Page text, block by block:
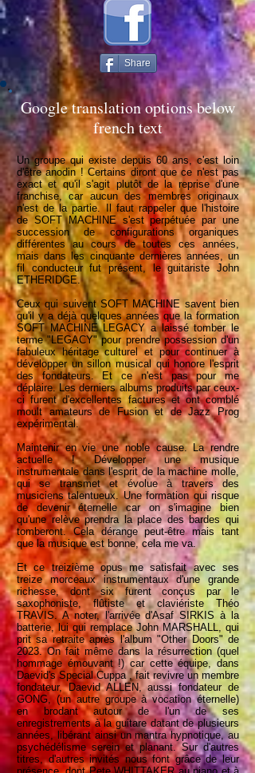
Share
Google translation options below
french text
Un groupe qui existe depuis 60 ans, c'est loin
d'être anodin ! Certains diront que ce n'est pas
exact et qu'il s'agit plutôt de la reprise d'une
franchise, car aucun des membres originaux
n'est de la partie. Il faut rappeler que l'histoire
de SOFT MACHINE s'est perpétuée par une
succession de configurations organiques
différentes au cours de toutes ces années,
mais dans les cinquante dernières années, un
fil conducteur fut présent, le guitariste John
ETHERIDGE.
Ceux qui suivent SOFT MACHINE savent bien
qu'il y a déjà quelques années que la formation
SOFT MACHINE LEGACY a laissé tomber le
terme "LEGACY" pour prendre possession d'un
fabuleux héritage culturel et pour continuer à
développer un sillon musical qui honore l'esprit
des fondateurs. Et ce n'est pas pour me
déplaire. Les derniers albums produits par ceux-
ci furent d'excellentes factures et ont comblé
moult amateurs de Fusion et de Jazz Prog
expérimental.
Maintenir en vie une noble cause. La rendre
actuelle ! Développer une musique
instrumentale dans l'esprit de la machine molle,
qui se transmet et évolue à travers des
musiciens talentueux. Une formation qui risque
de devenir éternelle car on s'imagine bien
qu'une relève prendra la place des bardes qui
tomberont. Cela dérange peut-être mais tant
que la musique est bonne, cela me va.
Et ce treizième opus me satisfait avec ses
treize morceaux instrumentaux d'une grande
richesse, dont six furent conçus par le
saxophoniste, flûtiste et claviériste Théo
TRAVIS. A noter, l'arrivée d'Asaf SIRKIS à la
batterie, lui qui remplace John MARSHALL, qui
prit sa retraite après l'album "Other Doors" de
2023. On fait même dans la résurrection (quel
hommage émouvant !) car cette équipe, dans
Daevid's Special Cuppa , fait revivre un membre
fondateur, Daevid ALLEN, aussi fondateur de
GONG, (un autre groupe à vocation éternelle)
en brodant autour de l'un de ses
enregistrements à la guitare datant de plusieurs
années, libérant ainsi un mantra hypnotique, au
psychédélisme serein et planant. Sur d'autres
titres, d'autres invités nous font grâce de leur